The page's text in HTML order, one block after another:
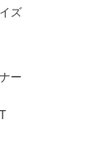
ズ
ー